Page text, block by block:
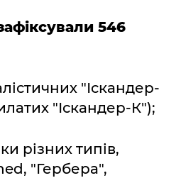
546
"Іскандер-
"Іскандер-К");
різних типів,
"Гербера",